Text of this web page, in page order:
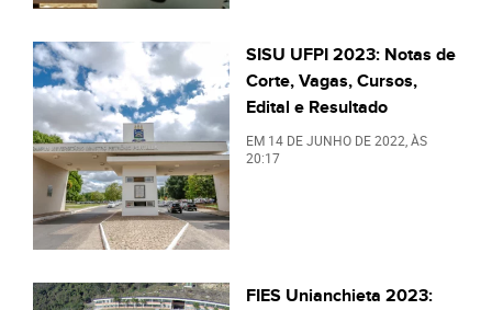
SISU UFPI 2023: Notas de
Corte, Vagas, Cursos,
Edital e Resultado
EM 14 DE JUNHO DE 2022 , ÀS
20:17
FIES Unianchieta 2023: